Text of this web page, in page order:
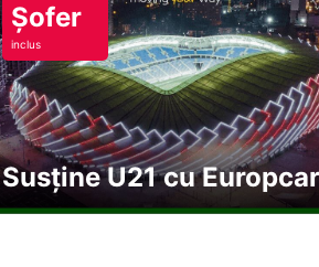
Șofer
inclus
Susține U21 cu Europcar